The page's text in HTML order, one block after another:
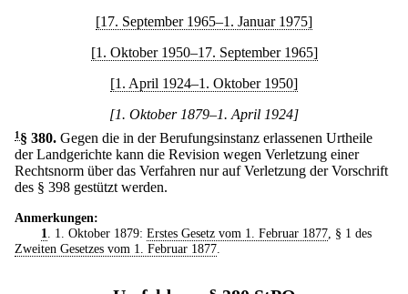
[17. September 1965–1. Januar 1975]
[1. Oktober 1950–17. September 1965]
[1. April 1924–1. Oktober 1950]
[1. Oktober 1879–1. April 1924]
1 § 380. Gegen die in der Berufungsinstanz erlassenen Urtheile
der Landgerichte kann die Revision wegen Verletzung einer
Rechtsnorm über das Verfahren nur auf Verletzung der Vorschrift
des § 398 gestützt werden.
Anmerkungen:
1
. 1. Oktober 1879: Erstes Gesetz vom 1. Februar 1877, § 1 des
Zweiten Gesetzes vom 1. Februar 1877